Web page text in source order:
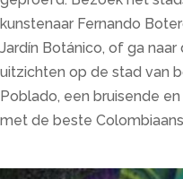
kunstenaar Fernando
Jardín Botánico, of ga
uitzichten op de stad van
Poblado, een bruisende
met de beste